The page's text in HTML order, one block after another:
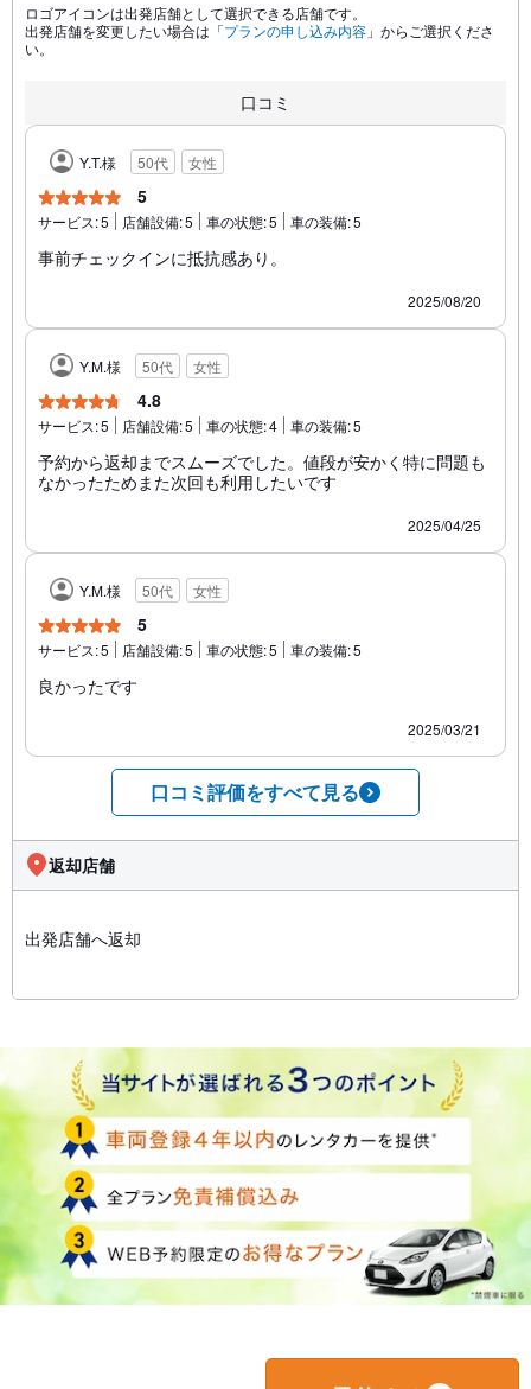
ロゴアイコンは出発店舗として選択できる店舗です。
出発店舗を変更したい場合は「プランの申し込み内容 」からご選択くださ
い。
口コミ
Y.T.様 50代 女性
5
サービス:5 店舗設備:5 車の状態:5 車の装備:5
事前チェックインに抵抗感あり。
2025/08/20
Y.M.様 50代 女性
4.8
サービス:5 店舗設備:5 車の状態:4 車の装備:5
予約から返却までスムーズでした。値段が安かく特に問題も
なかったためまた次回も利用したいです
2025/04/25
Y.M.様 50代 女性
5
サービス:5 店舗設備:5 車の状態:5 車の装備:5
良かったです
2025/03/21
口コミ評価をすべて見る
返却店舗
出発店舗へ返却